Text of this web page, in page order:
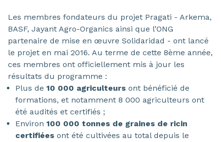
Les membres fondateurs du projet Pragati - Arkema,
BASF, Jayant Agro-Organics ainsi que l’ONG
partenaire de mise en œuvre Solidaridad - ont lancé
le projet en mai 2016. Au terme de cette 8ème année,
ces membres ont officiellement mis à jour les
résultats du programme :
Plus de 10 000 agriculteurs ont bénéficié de
formations, et notamment 8 000 agriculteurs ont
été audités et certifiés ;
Environ 100 000 tonnes de graines de ricin
certifiées ont été cultivées au total depuis le